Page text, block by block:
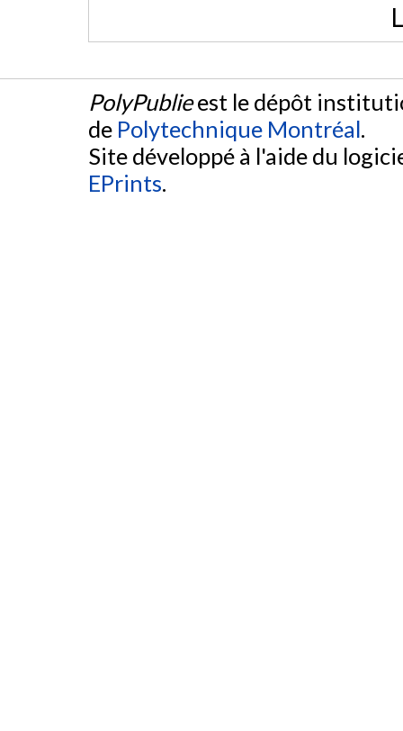
PolyPublieest le dépôt
de Polytechnique Montréal.
Site développé à l'aide du
EPrints.